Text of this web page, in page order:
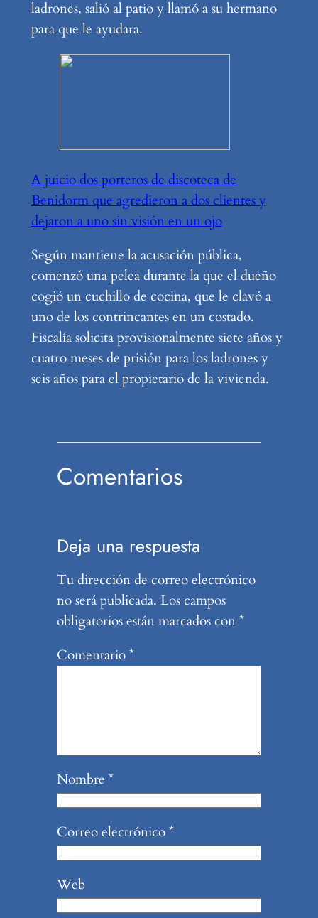
ladrones, salió al patio y llamó a su hermano
para que le ayudara.
A juicio dos porteros de discoteca de
Benidorm que agredieron a dos clientes y
dejaron a uno sin visión en un ojo
Según mantiene la acusación pública,
comenzó una pelea durante la que el dueño
cogió un cuchillo de cocina, que le clavó a
uno de los contrincantes en un costado.
Fiscalía solicita provisionalmente siete años y
cuatro meses de prisión para los ladrones y
seis años para el propietario de la vivienda.
Comentarios
Deja una respuesta
Tu dirección de correo electrónico
no será publicada. Los campos
obligatorios están marcados con*
Comentario*
Nombre *
Correo electrónico*
Web